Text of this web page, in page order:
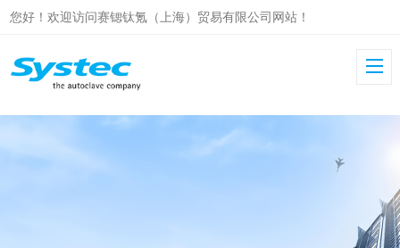
您好！欢迎访问赛锶钛氪（上海）贸易有限公司网站！